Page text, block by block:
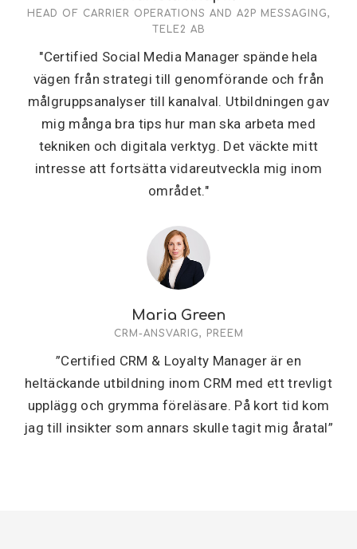
HEAD OF CARRIER OPERATIONS AND A2P MESSAGING,
TELE2 AB
"Certified Social Media Manager spände hela
vägen från strategi till genomförande och från
målgruppsanalyser till kanalval. Utbildningen gav
mig många bra tips hur man ska arbeta med
tekniken och digitala verktyg. Det väckte mitt
intresse att fortsätta vidareutveckla mig inom
området."
Maria Green
CRM-ANSVARIG, PREEM
”Certified CRM & Loyalty Manager är en
heltäckande utbildning inom CRM med ett trevligt
upplägg och grymma föreläsare. På kort tid kom
jag till insikter som annars skulle tagit mig åratal”